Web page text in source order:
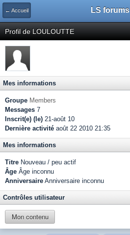
← Accueil LS forums
Profil de LOULOUTTE
Mes informations
Groupe Members
Messages 7
Inscrit(e) (le) 21-août 10
Dernière activité août 22 2010 21:35
Mes informations
Titre Nouveau / peu actif
Âge Âge inconnu
Anniversaire Anniversaire inconnu
Contrôles utilisateur
Mon contenu